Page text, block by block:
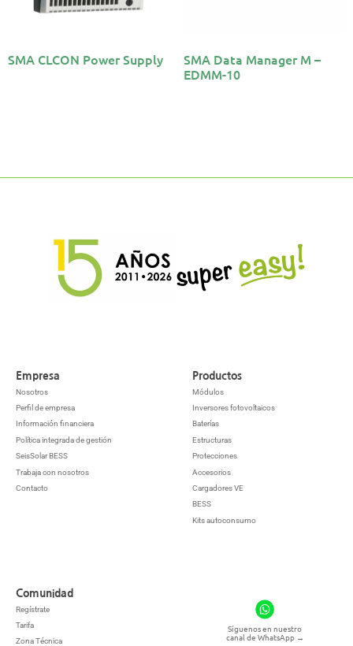
SMA CLCON Power Supply
SMA Data Manager M –
EDMM-10
Empresa
Nosotros
Perfil de empresa
Información financiera
Política integrada de gestión
SeisSolar BESS
Trabaja con nosotros
Contacto
Productos
Módulos
Inversores fotovoltaicos
Baterías
Estructuras
Protecciones
Accesorios
Cargadores VE
BESS
Kits autoconsumo
Comunidad
Regístrate
Tarifa
Zona Técnica
Síguenos en nuestro
canal de WhatsApp →